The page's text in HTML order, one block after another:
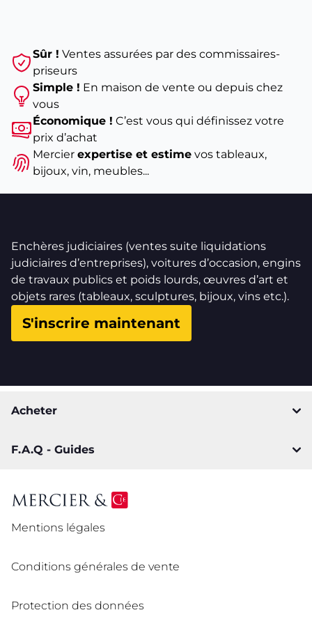
Guide : comment connaître le modèle de sa voiture
Sûr ! Ventes assurées par des commissaires-
priseurs
Simple ! En maison de vente ou depuis chez
vous
Économique ! C’est vous qui définissez votre
prix d’achat
Mercier expertise et estimevos tableaux,
bijoux, vin, meubles...
Enchères judiciaires (ventes suite liquidations
judiciaires d’entreprises), voitures d’occasion, engins
de travaux publics et poids lourds, œuvres d’art et
objets rares (tableaux, sculptures, bijoux, vins etc.).
S'inscrire maintenant
Acheter
F.A.Q - Guides
Mentions légales
Conditions générales de vente
Protection des données